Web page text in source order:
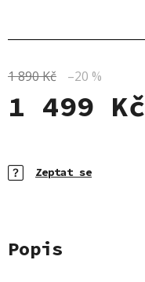
1 890 Kč –20 %
1 499 Kč
Zeptat se
Popis